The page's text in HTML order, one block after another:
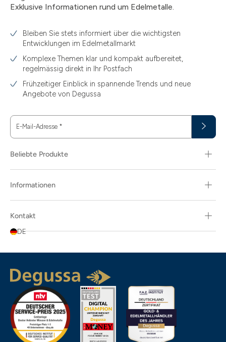
Exklusive Informationen rund um Edelmetalle.
Bleiben Sie stets informiert über die wichtigsten
Entwicklungen im Edelmetallmarkt
Komplexe Themen klar und kompakt aufbereitet,
regelmässig direkt in Ihr Postfach
Frühzeitiger Einblick in spannende Trends und neue
Angebote von Degussa
E-Mail-Adresse *
Beliebte Produkte
Informationen
Kontakt
DE